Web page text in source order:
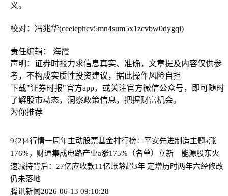
义。
校对：冯兆华(ceeiephcv5mn4sum5x1zcvbw0dygqi)
责任编辑： 海霞
声明：证券时报力求信息真实、准确，文章提及内容仅供参
考，不构成实质性投资建议，据此操作风险自担
下载"证券时报"官方app，或关注官方微信公众号，即可随时
了解股市动态，洞察政策信息，把握财富机会。
为你推荐
9{2}4行情一周年主动股票基金排行榜：平安先进制造主题a涨
176%，财通集成电路产业a涨175%（名单） 立新—能源股东火
速减持背后：27亿应收款11亿账龄超3年 定增历时两年六经修改
仍未落地
腾讯新闻2026-06-13 09:10:28